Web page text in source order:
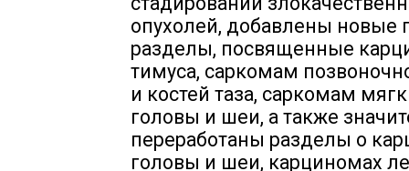
опухолей, добавлены новые
разделы, посвященные
тимуса, саркомам
и костей таза, саркомам
головы и шеи, а также
переработаны разделы о
головы и шеи, карциномах